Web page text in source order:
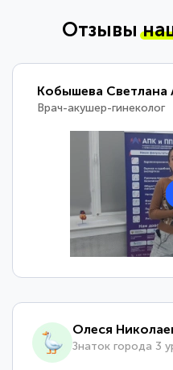
Отзывы
Кобышева Светлана
Врач-акушер-гинеколог
Олеся
Знаток города 3